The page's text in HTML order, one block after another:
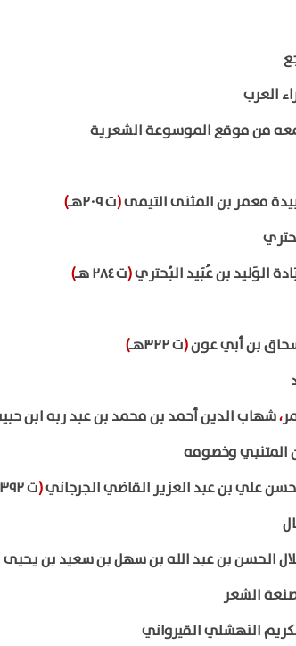
العرب
من موقع الموسوعة الشعرية
معمر بن المثنى التيمى(ت ٢٠٩هـ
)
الوَليد بن عُبَيد البُحتري(ت ٢٨٤ هـ
)
بن أبي عون(ت ٣٢٢هـ
)
،شهاب الدين أحمد بن محمد بن عبد ربه ابن
المتنبي وخصومه
علي بن عبد العزير القاضي الجرجاني(ت ٣٩٢هـ
الحسن بن عبد الله بن سهل بن سعيد بن
الشعر
النهشلي القيرواني